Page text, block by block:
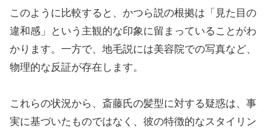
このように比較すると、かつら説の根拠は「見た目の
違和感」という主観的な印象に留まっていることがわ
かります。一方で、地毛説には美容院での写真など、
物理的な反証が存在します。
これらの状況から、斎藤氏の髪型に対する疑惑は、事
実に基づいたものではなく、彼の特徴的なスタイリン